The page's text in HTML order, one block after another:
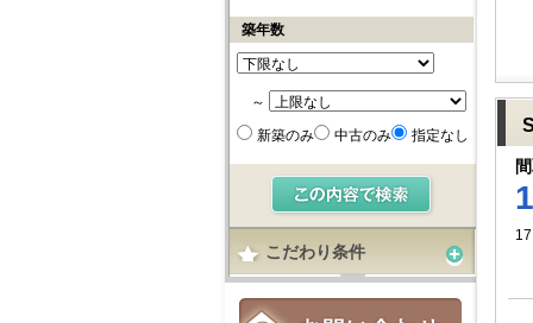
築年数
～
新築のみ
中古のみ 指定なし
こだわり条件